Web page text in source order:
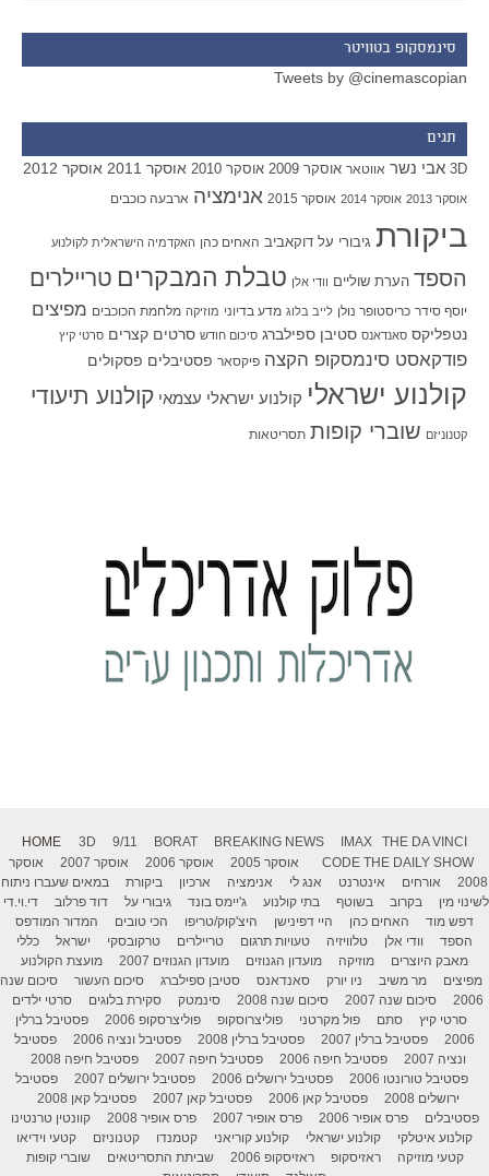
סינמסקופ בטוויטר
Tweets by @cinemascopian
תגים
3D אבי נשר אווטאר אוסקר 2009 אוסקר 2010 אוסקר 2011 אוסקר 2012
אוסקר 2013 אוסקר 2014 אוסקר 2015 אנימציה ארבעה כוכבים
ביקורת גיבורי על דוקאביב האחים כהן האקדמיה הישראלית לקולנוע
הספד הערת שוליים וודי אלן טבלת המבקרים טריילרים
יוסף סידר כריסטופר נולן לייב בלוג מדע בדיוני מוזיקה מלחמת הכוכבים מפיצים
נטפליקס סאנדאנס סטיבן ספילברג סיכום חודש סרטים קצרים סרטי קיץ
פודקאסט סינמסקופ הקצה פיקסאר פסטיבלים פסקולים
קולנוע ישראלי קולנוע ישראלי עצמאי קולנוע תיעודי
קטנוניזם שוברי קופות תסריטאות
HOME 3D 9/11 BORAT BREAKING NEWS IMAX
THE DA VINCI
CODE THE DAILY SHOW אוסקר 2005 אוסקר 2006 אוסקר 2007
אוסקר
2008
אורחים אינטרנט אנג לי אנימציה ארכיון ביקורת
במאים שעברו ניתוח
לשינוי מין
בקרוב בשוטף בתי קולנוע ג'יימס בונד גיבורי על דוד פרלוב
די.וי.די
דפש מוד
האחים כהן היי דפינישן היצ'קוק/טריפו הכי טובים
המדור המודפס
הספד
וודי אלן טלוויזיה טעויות תרגום טריילרים טרקובסקי ישראל
כללי
מאבק היוצרים
מוזיקה מועדון הגנוזים מועדון הגנוזים 2007
מועצת הקולנוע
מפיצים
מר משיב ניו יורק סאנדאנס סטיבן ספילברג סיכום העשור
סיכום שנה
2006
סיכום שנה 2007 סיכום שנה 2008 סינמטק סקירת בלוגים
סרטי ילדים
סרטי קיץ
סתם פול מקרטני פוליצרוסקופ פוליצרסקופ 2006
פסטיבל ברלין
2006
פסטיבל ברלין 2007 פסטיבל ברלין 2008 פסטיבל ונציה 2006
פסטיבל
ונציה 2007
פסטיבל חיפה 2006 פסטיבל חיפה 2007
פסטיבל חיפה 2008
פסטיבל טורונטו 2006
פסטיבל ירושלים 2006 פסטיבל ירושלים 2007
פסטיבל
ירושלים 2008
פסטיבל קאן 2006 פסטיבל קאן 2007
פסטיבל קאן 2008
פסטיבלים
פרס אופיר 2006 פרס אופיר 2007 פרס אופיר 2008
קוונטין טרנטינו
קולנוע איטלקי
קולנוע ישראלי קולנוע קוריאני קטמנדו קטנוניזם
קטעי וידיאו
קטעי מוזיקה
ראזיסקופ ראזיסקופ 2006 שביתת התסריטאים
שוברי קופות